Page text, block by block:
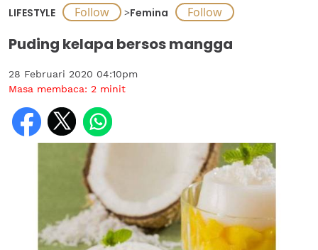
LIFESTYLE >Femina
Puding kelapa bersos mangga
28 Februari 2020 04:10pm
Masa membaca: 2 minit